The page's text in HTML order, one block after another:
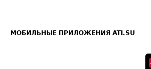
МОБИЛЬНЫЕ ПРИЛОЖЕНИЯ ATI.SU